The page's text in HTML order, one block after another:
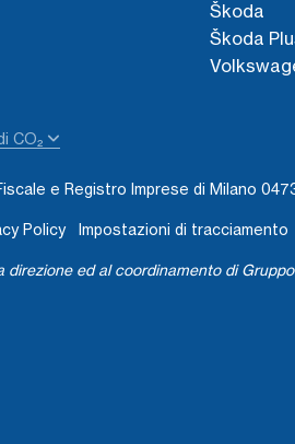
Škoda
Škoda
CO₂
e Registro Imprese di Milano
Policy Impostazioni di tracciamento
direzione ed al coordinamento di